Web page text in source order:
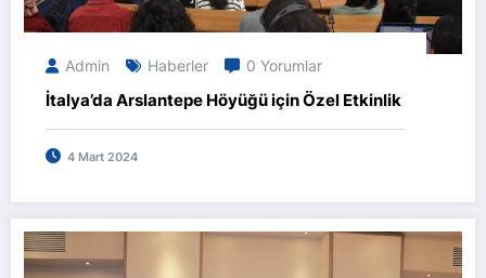
Admin Haberler 0 Yorumlar
İtalya’da Arslantepe Höyüğü için Özel Etkinlik
4 Mart 2024